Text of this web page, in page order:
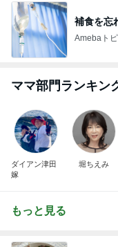
補食を忘
Amebaト
ママ部門ランキン
ダイアン津田
嫁
堀ちえみ
もっと見る